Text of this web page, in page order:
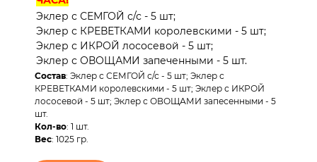
Эклер с СЕМГОЙ с/с - 5 шт;
Эклер с КРЕВЕТКАМИ королевскими - 5 шт;
Эклер с ИКРОЙ лососевой - 5 шт;
Эклер с ОВОЩАМИ запеченными - 5 шт.
Состав: Эклер с СЕМГОЙ с/с - 5 шт; Эклер с
КРЕВЕТКАМИ королевскими - 5 шт; Эклер с ИКРОЙ
лососевой - 5 шт; Эклер с ОВОЩАМИ запесенными - 5
шт.
Кол-во: 1 шт.
Вес: 1025 гр.